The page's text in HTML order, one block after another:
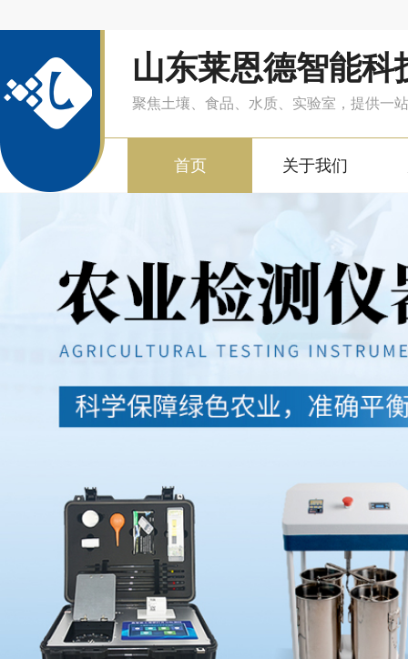
山东莱恩德智能科
聚焦土壤、食品、水质、实验室，提供一
首页 关于我们